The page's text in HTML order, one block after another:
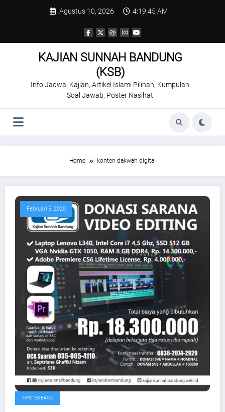
Agustus 10, 2026 4:19:46 AM
KAJIAN SUNNAH BANDUNG
(KSB)
Info Jadwal Kajian, Artikel Islami Pilihan, Kumpulan
Soal Jawab, Poster Nasihat
Home konten dakwah digital
Februari 5, 2020
INFO TERBARU